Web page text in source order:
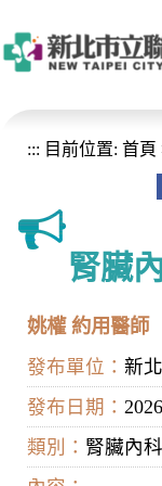
::: 目前位置: 首頁
腎臟
姚權 約用醫師
發布單位： 新
發布日期：
類別： 腎臟內科